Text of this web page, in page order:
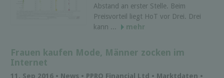
Abstand an erster Stelle. Beim
Preisvorteil liegt HoT vor Drei. Drei
kann ...
mehr
Frauen kaufen Mode, Männer zocken im
Internet
11. Sep 2016 • News • PPRO Financial Ltd • Marktdaten •